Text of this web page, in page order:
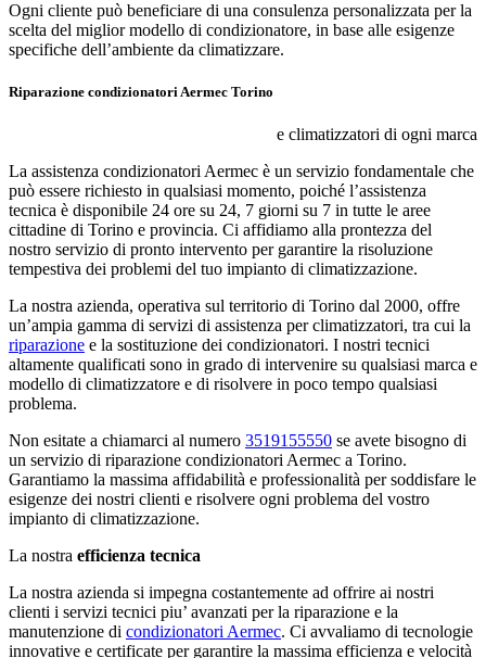
Ogni cliente può beneficiare di una consulenza personalizzata per la
scelta del miglior modello di condizionatore, in base alle esigenze
specifiche dell’ambiente da climatizzare.
Riparazione condizionatori Aermec Torino
e climatizzatori di ogni marca
La assistenza condizionatori Aermec è un servizio fondamentale che
può essere richiesto in qualsiasi momento, poiché l’assistenza
tecnica è disponibile 24 ore su 24, 7 giorni su 7 in tutte le aree
cittadine di Torino e provincia. Ci affidiamo alla prontezza del
nostro servizio di pronto intervento per garantire la risoluzione
tempestiva dei problemi del tuo impianto di climatizzazione.
La nostra azienda, operativa sul territorio di Torino dal 2000, offre
un’ampia gamma di servizi di assistenza per climatizzatori, tra cui la
riparazione e la sostituzione dei condizionatori. I nostri tecnici
altamente qualificati sono in grado di intervenire su qualsiasi marca e
modello di climatizzatore e di risolvere in poco tempo qualsiasi
problema.
Non esitate a chiamarci al numero 3519155550 se avete bisogno di
un servizio di riparazione condizionatori Aermec a Torino.
Garantiamo la massima affidabilità e professionalità per soddisfare le
esigenze dei nostri clienti e risolvere ogni problema del vostro
impianto di climatizzazione.
La nostra efficienza tecnica
La nostra azienda si impegna costantemente ad offrire ai nostri
clienti i servizi tecnici piu’ avanzati per la riparazione e la
manutenzione di condizionatori Aermec. Ci avvaliamo di tecnologie
innovative e certificate per garantire la massima efficienza e velocità